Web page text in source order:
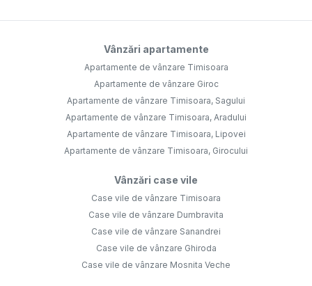
Vânzări apartamente
Apartamente de vânzare Timisoara
Apartamente de vânzare Giroc
Apartamente de vânzare Timisoara, Sagului
Apartamente de vânzare Timisoara, Aradului
Apartamente de vânzare Timisoara, Lipovei
Apartamente de vânzare Timisoara, Girocului
Vânzări case vile
Case vile de vânzare Timisoara
Case vile de vânzare Dumbravita
Case vile de vânzare Sanandrei
Case vile de vânzare Ghiroda
Case vile de vânzare Mosnita Veche